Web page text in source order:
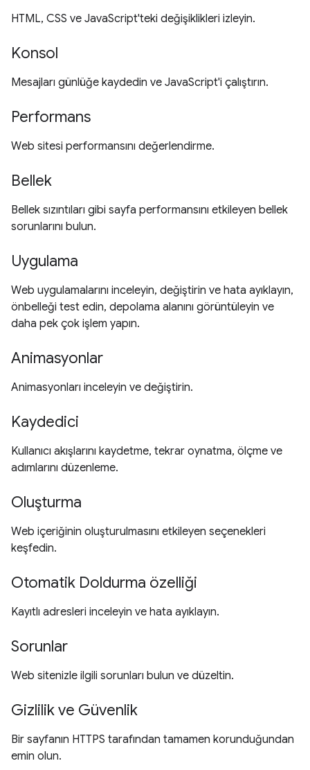
HTML, CSS ve JavaScript'teki değişiklikleri izleyin.
Konsol
Mesajları günlüğe kaydedin ve JavaScript'i çalıştırın.
Performans
Web sitesi performansını değerlendirme.
Bellek
Bellek sızıntıları gibi sayfa performansını etkileyen bellek
sorunlarını bulun.
Uygulama
Web uygulamalarını inceleyin, değiştirin ve hata ayıklayın,
önbelleği test edin, depolama alanını görüntüleyin ve
daha pek çok işlem yapın.
Animasyonlar
Animasyonları inceleyin ve değiştirin.
Kaydedici
Kullanıcı akışlarını kaydetme, tekrar oynatma, ölçme ve
adımlarını düzenleme.
Oluşturma
Web içeriğinin oluşturulmasını etkileyen seçenekleri
keşfedin.
Otomatik Doldurma özelliği
Kayıtlı adresleri inceleyin ve hata ayıklayın.
Sorunlar
Web sitenizle ilgili sorunları bulun ve düzeltin.
Gizlilik ve Güvenlik
Bir sayfanın HTTPS tarafından tamamen korunduğundan
emin olun.